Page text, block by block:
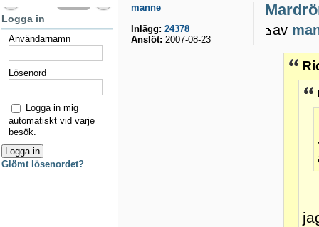
av
manne
Inlägg: 24378
Anslöt: 2007-08-23
Logga in
Användarnamn
Lösenord
Logga in mig
automatiskt vid varje
besök.
Glömt lösenordet?